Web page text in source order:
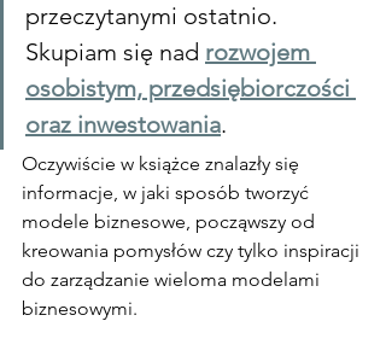
przeczytanymi ostatnio.
Skupiam się nad rozwojem
osobistym, przedsiębiorczości
oraz inwestowania.
Oczywiście w książce znalazły się
informacje, w jaki sposób tworzyć
modele biznesowe, począwszy od
kreowania pomysłów czy tylko inspiracji
do zarządzanie wieloma modelami
biznesowymi.